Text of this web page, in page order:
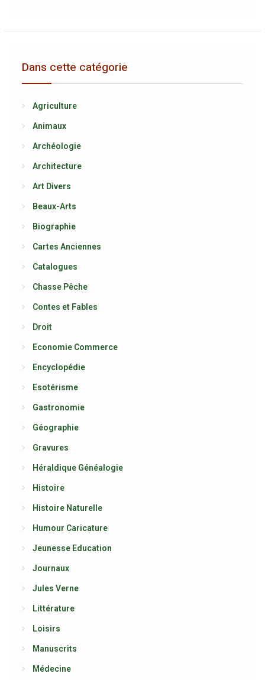
Dans cette catégorie
Agriculture
Animaux
Archéologie
Architecture
Art Divers
Beaux-Arts
Biographie
Cartes Anciennes
Catalogues
Chasse Pêche
Contes et Fables
Droit
Economie Commerce
Encyclopédie
Esotérisme
Gastronomie
Géographie
Gravures
Héraldique Généalogie
Histoire
Histoire Naturelle
Humour Caricature
Jeunesse Education
Journaux
Jules Verne
Littérature
Loisirs
Manuscrits
Médecine